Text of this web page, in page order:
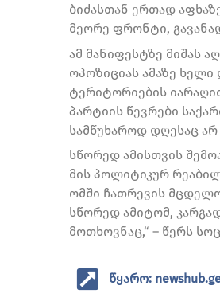
ბიძასთან ერთად
მეორე ფრონტი,
ამ მანიფესტზე მიშას
ოპოზიციას ამაზე
ტერიტორიების
პარტიის წევრები
სამწუხაროდ დღესაც
სწორედ ამისთვის
მის პოლიტიკურ
ომში ჩათრევის
სწორედ ამიტომ,
მოთხოვნაც,“ – წერს
წყარო: